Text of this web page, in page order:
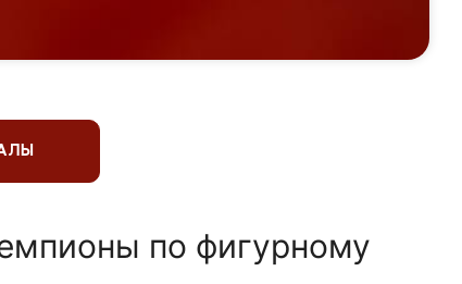
по фигурному